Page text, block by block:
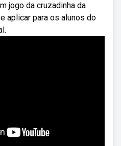
jogo da cruzadinha da
aplicar para os alunos do